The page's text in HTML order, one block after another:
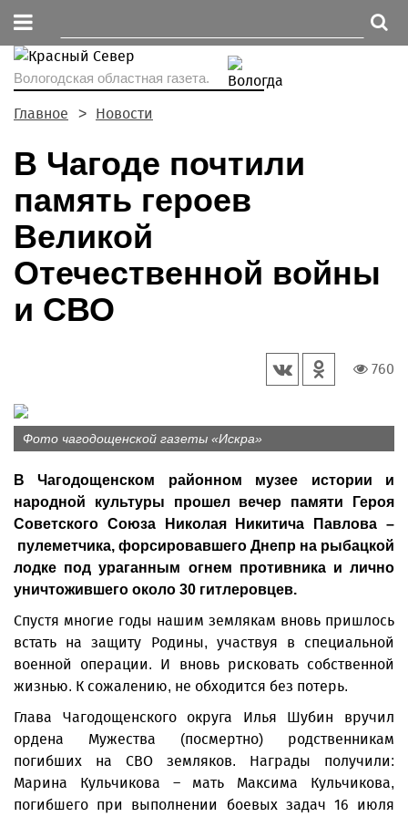
Вологодская областная газета.
Главное Новости
В Чагоде почтили
память героев
Великой
Отечественной войны
и СВО
760
Фото чагодощенской газеты «Искра»
В Чагодощенском районном музее истории и
народной культуры прошел вечер памяти Героя
Советского Союза Николая Никитича Павлова –
пулеметчика, форсировавшего Днепр на рыбацкой
лодке под ураганным огнем противника и лично
уничтожившего около 30 гитлеровцев.
Спустя многие годы нашим землякам вновь пришлось
встать на защиту Родины, участвуя в специальной
военной операции. И вновь рисковать собственной
жизнью. К сожалению, не обходится без потерь.
Глава Чагодощенского округа Илья Шубин вручил
ордена Мужества (посмертно) родственникам
погибших на СВО земляков. Награды получили:
Марина Кульчикова – мать Максима Кульчикова,
погибшего при выполнении боевых задач 16 июля